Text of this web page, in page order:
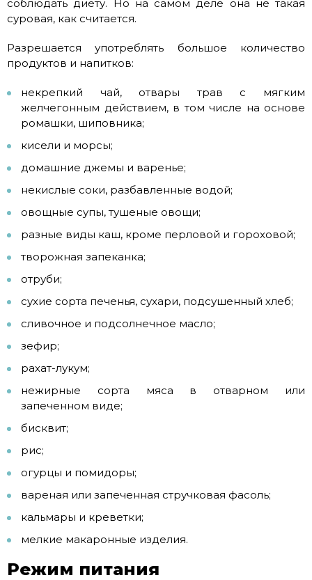
соблюдать диету. Но на самом деле она не такая
суровая, как считается.
Разрешается употреблять большое количество
продуктов и напитков:
некрепкий чай, отвары трав с мягким
желчегонным действием, в том числе на основе
ромашки, шиповника;
кисели и морсы;
домашние джемы и варенье;
некислые соки, разбавленные водой;
овощные супы, тушеные овощи;
разные виды каш, кроме перловой и гороховой;
творожная запеканка;
отруби;
сухие сорта печенья, сухари, подсушенный хлеб;
сливочное и подсолнечное масло;
зефир;
рахат-лукум;
нежирные сорта мяса в отварном или
запеченном виде;
бисквит;
рис;
огурцы и помидоры;
вареная или запеченная стручковая фасоль;
кальмары и креветки;
мелкие макаронные изделия.
Режим питания